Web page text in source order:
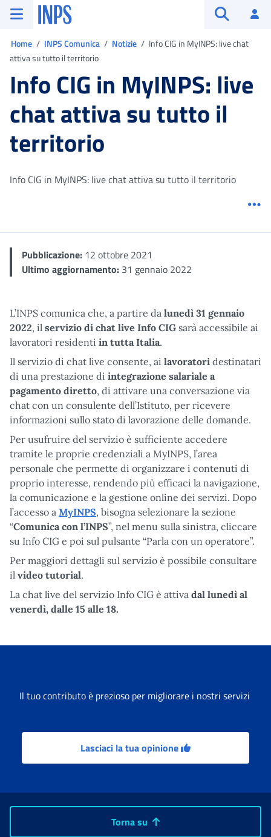
Vai al menu principale
Vai al contenuto principale
Vai al pie' di pagina
INPS ()
Home INPS Comunica Notizie
Info CIG in MyINPS: live chat
attiva su tutto il territorio
Info CIG in MyINPS: live
chat attiva su tutto il
territorio
Info CIG in MyINPS: live chat attiva su tutto il territorio
Pubblicazione: 12 ottobre 2021
Ultimo aggiornamento: 31 gennaio 2022
L’INPS comunica che, a partire da lunedì 31 gennaio
2022, il servizio di chat live Info CIG sarà accessibile ai
lavoratori residenti in tutta Italia.
Il servizio di chat live consente, ai lavoratori destinatari
di una prestazione di integrazione salariale a
pagamento diretto, di attivare una conversazione via
chat con un consulente dell’Istituto, per ricevere
informazioni sullo stato di lavorazione delle domande.
Per usufruire del servizio è sufficiente accedere
tramite le proprie credenziali a MyINPS, l’area
personale che permette di organizzare i contenuti di
proprio interesse, rendendo più efficaci la navigazione,
la comunicazione e la gestione online dei servizi. Dopo
l’accesso a MyINPS, bisogna selezionare la sezione
“Comunica con l’INPS”, nel menu sulla sinistra, cliccare
su Info CIG e poi sul pulsante “Parla con un operatore”.
Per maggiori dettagli sul servizio è possibile consultare
il video tutorial.
La chat live del servizio Info CIG è attiva dal lunedì al
venerdì, dalle 15 alle 18.
Il tuo contributo è prezioso per migliorare i nostri servizi
Lasciaci la tua opinione
Torna su